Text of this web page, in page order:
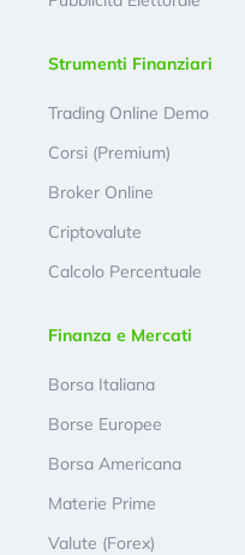
Strumenti Finanziari
Trading Online Demo
Corsi (Premium)
Broker Online
Criptovalute
Calcolo Percentuale
Finanza e Mercati
Borsa Italiana
Borse Europee
Borsa Americana
Materie Prime
Valute (Forex)